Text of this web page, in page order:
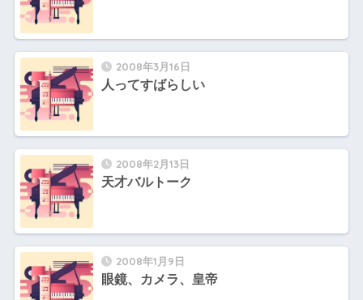
2008年3月16日
人ってすばらしい
2008年2月13日
天才バルトーク
2008年1月9日
眼鏡、カメラ、皇帝